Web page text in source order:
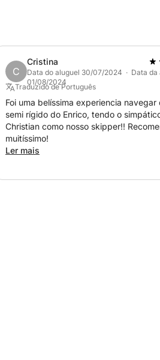
na proa), toldo, chuveiro,
disponível mediante solicitação.
de 250 HP.
C
Cristina
Data do aluguel 30/07/2024 · Data da
01/08/2024
Traduzido de Português
Foi uma belíssima experiencia navegar
semi rígido do Enrico, tendo o
Christian como nosso skipper!!
muitíssimo!
Ler mais